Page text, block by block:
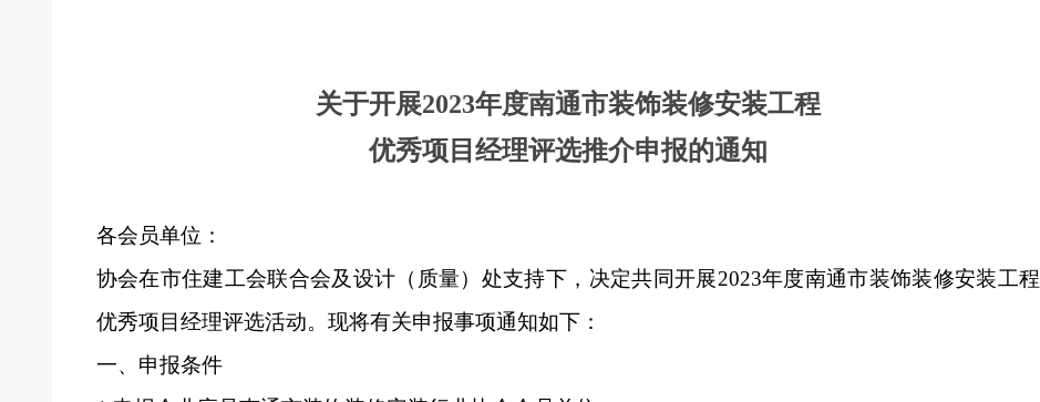
关于开展2023年度南通市装饰装修安装工程
优秀项目经理评选推介申报的通知
各会员单位：
协会在市住建工会联合会及设计（质量）处支持下，决定共同开展2023年度南通市装饰装修安装工程
优秀项目经理评选活动。现将有关申报事项通知如下：
一、申报条件